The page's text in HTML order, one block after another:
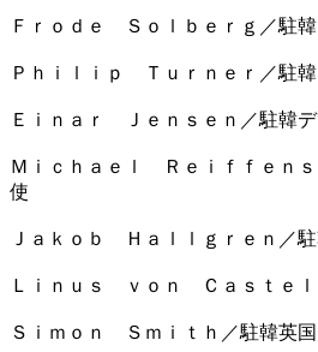
Ｆｒｏｄｅ Ｓｏｌｂｅｒｇ／駐
Ｐｈｉｌｉｐ Ｔｕｒｎｅｒ／駐
Ｅｉｎａｒ Ｊｅｎｓｅｎ／駐韓
Ｍｉｃｈａｅｌ Ｒｅｉｆｆｅｎ
使
Ｊａｋｏｂ Ｈａｌｌｇｒｅｎ／
Ｌｉｎｕｓ ｖｏｎ Ｃａｓｔｅｌ
Ｓｉｍｏｎ Ｓｍｉｔｈ／駐韓英